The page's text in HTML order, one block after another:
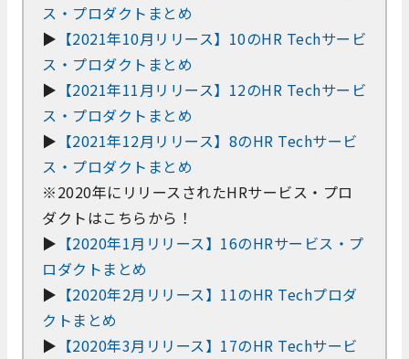
ス・プロダクトまとめ
▶ 【2021年10月リリース】10のHR Techサービ
ス・プロダクトまとめ
▶ 【2021年11月リリース】12のHR Techサービ
ス・プロダクトまとめ
▶ 【2021年12月リリース】8のHR Techサービ
ス・プロダクトまとめ
※2020年にリリースされたHRサービス・プロ
ダクトはこちらから！
▶ 【2020年1月リリース】16のHRサービス・プ
ロダクトまとめ
▶ 【2020年2月リリース】11のHR Techプロダ
クトまとめ
▶ 【2020年3月リリース】17のHR Techサービ